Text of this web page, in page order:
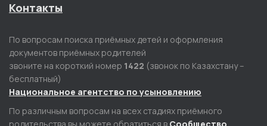
Контакты
По вопросам поиска приёмных детей и оформления
документов приёмных родителей
звоните на короткий номер 1422 (звонок по Казахстану –
бесплатный)
Национальное агентство по усыновлению
По различным вопросам на всех стадиях приёмного